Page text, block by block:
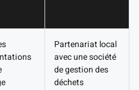
Partenariat local
avec une société
de gestion des
déchets